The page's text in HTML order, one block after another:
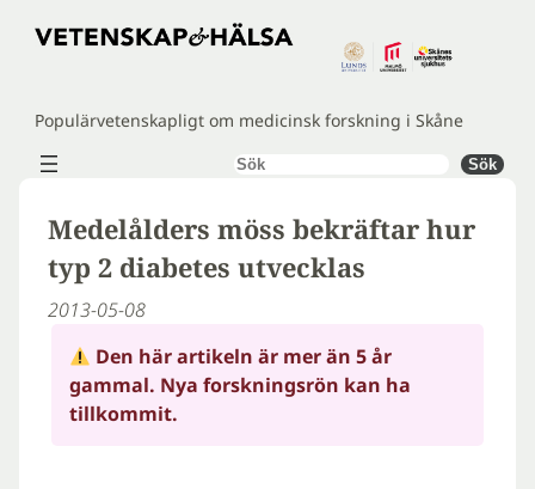
Hoppa
Populärvetenskapligt om medicinsk forskning i Skåne
Sök Sök
Medelålders möss bekräftar hur
typ 2 diabetes utvecklas
2013-05-08
Den här artikeln är mer än 5 år
gammal. Nya forskningsrön kan ha
tillkommit.